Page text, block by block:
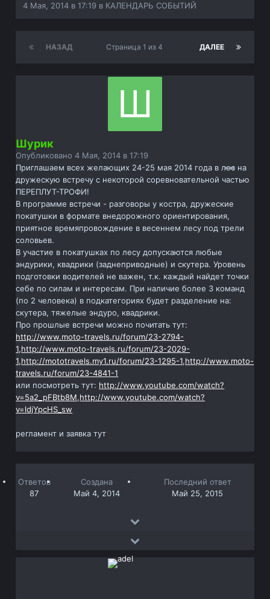
4 Мая, 2014 в 17:19 в КАЛЕНДАРЬ СОБЫТИЙ
НАЗАД ДАЛЕЕ
Страница 1 из 4
Шурик
Опубликовано4 Мая, 2014 в 17:19
Приглашаем всех желающих 24-25 мая 2014 года в лес на
дружескую встречу с некоторой соревновательной частью
ПЕРЕПЛУТ-ТРОФИ!
В программе встречи - разговоры у костра, дружеские
покатушки в формате внедорожного ориентирования,
приятное времяпровождение в весеннем лесу под трели
соловьев.
В участие в покатушках по лесу допускаются любые
эндурики, квадрики (заднеприводные) и скутера. Уровень
подготовки водителей не важен, т.к. каждый найдет точки
себе по силам и интересам. При наличие более 3 команд
(по 2 человека) в подкатегориях будет разделение на:
скутера, тяжелые эндуро, квадрики.
Про прошлые встречи можно почитать тут:
http://www.moto-travels.ru/forum/23-2794-
1,http://www.moto-travels.ru/forum/23-2029-
1,http://mototravels.my1.ru/forum/23-1295-1,http://www.moto-
travels.ru/forum/23-4841-1
или посмотреть тут: http://www.youtube.com/watch?
v=5a2_pFBtb8M,http://www.youtube.com/watch?
v=ldjYpcHS_sw
регламент и заявка тут
Ответов
87
Создана
Май 4, 2014
Последний ответ
Май 25, 2015